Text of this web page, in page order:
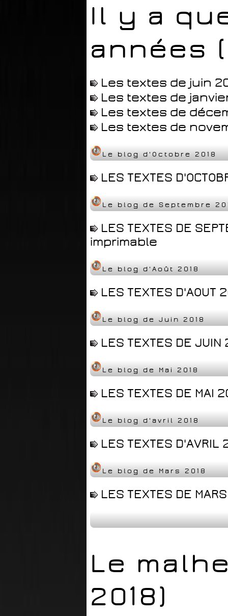
Il y a
années
Les textes de juin
Les textes de
Les textes de
Les textes de
Le blog d'Octobre 2018
LES TEXTES
Le blog de Septembre
LES TEXTES DE
imprimable
Le blog d'Août 2018
LES TEXTES
Le blog de Juin 2018
LES TEXTES DE
Le blog de Mai 2018
LES TEXTES DE
Le blog d'avril 2018
LES TEXTES
Le blog de Mars 2018
LES TEXTES DE
Le
2018)